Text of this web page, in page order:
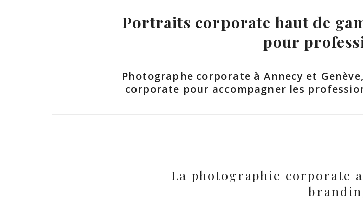
Portraits corporate haut de
pour
Photographe corporate à Annecy et
corporate pour accompagner les
La photographie corporate